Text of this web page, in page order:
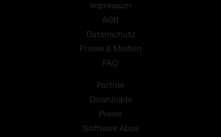
Impressum
AGB
Datenschutz
Presse & Medien
FAQ
Partner
Downloads
Preise
Software Abos